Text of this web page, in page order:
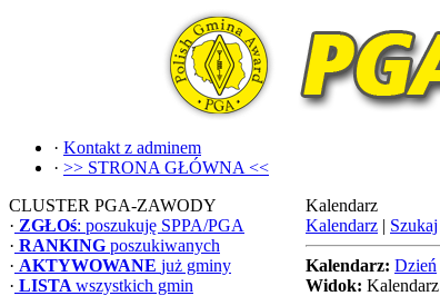
· Kontakt z adminem
· >> STRONA GŁÓWNA <<
CLUSTER PGA-ZAWODY
· ZGŁOś: poszukuję SPPA/PGA
· RANKING poszukiwanych
· AKTYWOWANE już gminy
· LISTA wszystkich gmin
Kalendarz
Kalendarz | Szukaj
Kalendarz: Dzień
Widok: Kalendarz